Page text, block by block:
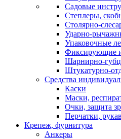
Садовые
Степлеры,
Столярно-
Ударно-
Упаковочные
Фиксирующие
Шарнирно-
Штукатурно-
Средства
Каски
Маски,
Очки, защита
Перчатки,
Крепеж, фурнитура
Анкеры